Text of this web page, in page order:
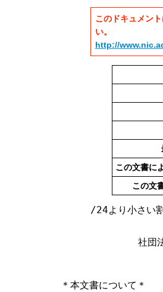
このドキュメン
い。
http://
この文書に
この文
/24より小さい割
社団法
＊本文書について＊